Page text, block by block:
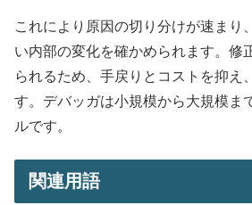
これにより原因の切り分けが速まり
い内部の変化を確かめられます。修
られるため、手戻りとコストを抑え
す。デバッガは小規模から大規模ま
ルです。
関連用語